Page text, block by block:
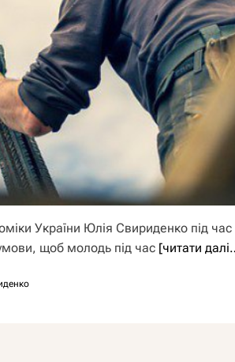
України Юлія Свириденко під час
щоб молодь під час [читати